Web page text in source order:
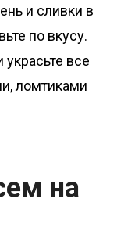
и сливки в
по вкусу.
украсьте все
ломтиками
на